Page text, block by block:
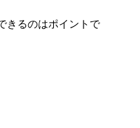
きるのはポイントで